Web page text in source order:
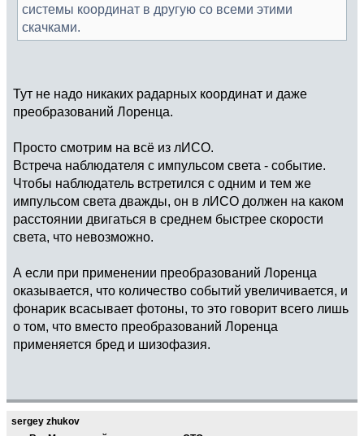
системы координат в другую со всеми этими
скачками.
Тут не надо никаких радарных координат и даже
преобразований Лоренца.
Просто смотрим на всё из лИСО.
Встреча наблюдателя с импульсом света - событие.
Чтобы наблюдатель встретился с одним и тем же
импульсом света дважды, он в лИСО должен на каком
расстоянии двигаться в среднем быстрее скорости
света, что невозможно.
А если при применении преобразований Лоренца
оказывается, что количество событий увеличивается, и
фонарик всасывает фотоны, то это говорит всего лишь
о том, что вместо преобразований Лоренца
применяется бред и шизофазия.
sergey zhukov